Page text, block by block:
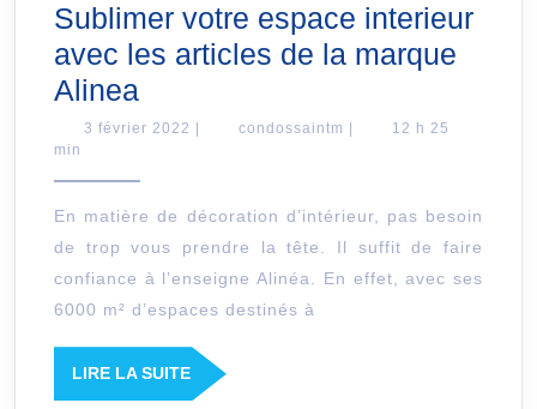
Sublimer votre espace interieur
avec les articles de la marque
Alinea
votre
avec
les
articles
de
la
3 février 2022 3
condossaintm condossaintm
12 h 25
min
En matière de décoration d’intérieur, pas besoin
de trop vous prendre la tête. Il suffit de faire
confiance à l’enseigne Alinéa. En effet, avec ses
6000 m² d’espaces destinés à
LIRE LA SUITELIRE
LA